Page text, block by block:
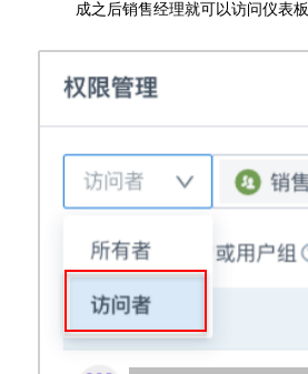
成之后销售经理就可以访问仪表